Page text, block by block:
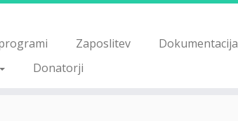
Zaposlitev Dokumentacija
Donatorji